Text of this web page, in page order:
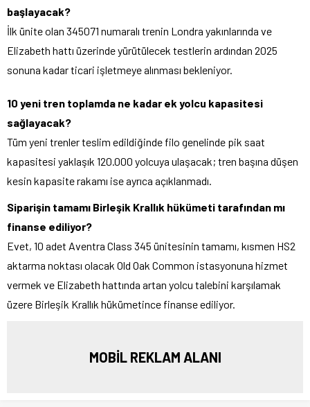
başlayacak?
İlk ünite olan 345071 numaralı trenin Londra yakınlarında ve
Elizabeth hattı üzerinde yürütülecek testlerin ardından 2025
sonuna kadar ticari işletmeye alınması bekleniyor.
10 yeni tren toplamda ne kadar ek yolcu kapasitesi
sağlayacak?
Tüm yeni trenler teslim edildiğinde filo genelinde pik saat
kapasitesi yaklaşık 120.000 yolcuya ulaşacak; tren başına düşen
kesin kapasite rakamı ise ayrıca açıklanmadı.
Siparişin tamamı Birleşik Krallık hükümeti tarafından mı
finanse ediliyor?
Evet, 10 adet Aventra Class 345 ünitesinin tamamı, kısmen HS2
aktarma noktası olacak Old Oak Common istasyonuna hizmet
vermek ve Elizabeth hattında artan yolcu talebini karşılamak
üzere Birleşik Krallık hükümetince finanse ediliyor.
MOBİL REKLAM ALANI